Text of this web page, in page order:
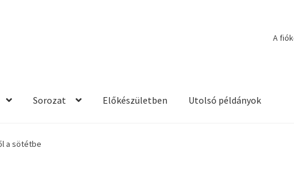
A
Sorozat Előkészületben Utolsó példányok
a sötétbe